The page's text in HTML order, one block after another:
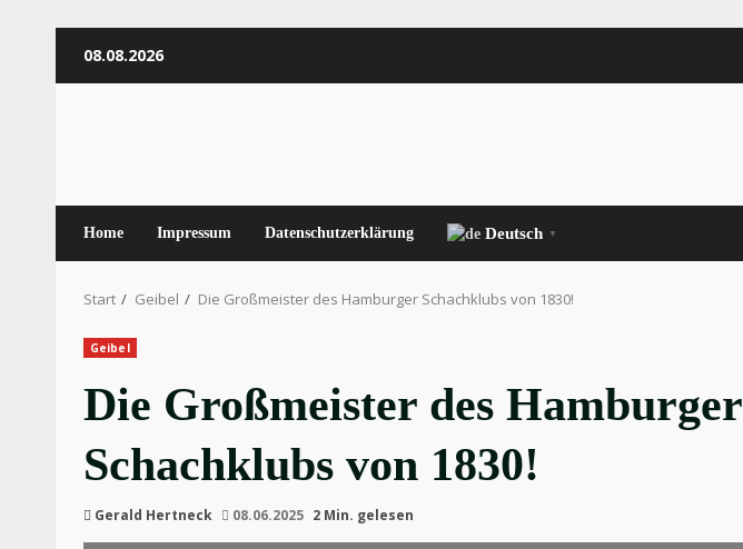
Inhalt08.08.2026
Home Impressum Datenschutzerklärung Deutsch ▼
Start Geibel Die Großmeister des Hamburger Schachklubs von 1830!
Geibel
Die Großmeister des Hamburger
Schachklubs von 1830!
Gerald Hertneck 08.06.2025 2 Min. gelesen